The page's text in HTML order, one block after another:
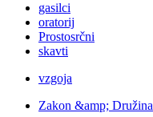
gasilci
oratorij
Prostosrčni
skavti
vzgoja
Zakon &amp; Družina